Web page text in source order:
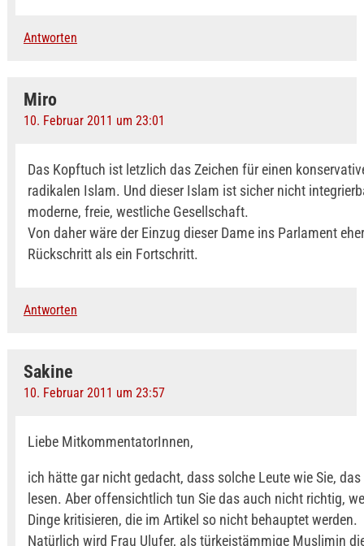
Antworten
Miro
10. Februar 2011 um 23:01
Das Kopftuch ist letzlich das Zeichen für einen
radikalen Islam. Und dieser Islam ist sicher nicht
moderne, freie, westliche Gesellschaft.
Von daher wäre der Einzug dieser Dame ins Parlament
Rückschritt als ein Fortschritt.
Antworten
Sakine
10. Februar 2011 um 23:57
Liebe MitkommentatorInnen,
ich hätte gar nicht gedacht, dass solche Leute wie Sie,
lesen. Aber offensichtlich tun Sie das auch nicht richtig,
Dinge kritisieren, die im Artikel so nicht behauptet werden.
Natürlich wird Frau Ulufer, als türkeistämmige Muslimin